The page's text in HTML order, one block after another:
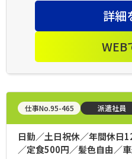
詳細
WEB
仕事No.95-465 派遣社員
日勤／土日祝休／年間休日
／定食500円／髪色自由／